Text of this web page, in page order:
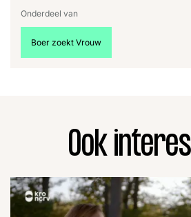
Onderdeel van
Bekijk meer artikelen over:
Boer zoekt Vrouw
Ook